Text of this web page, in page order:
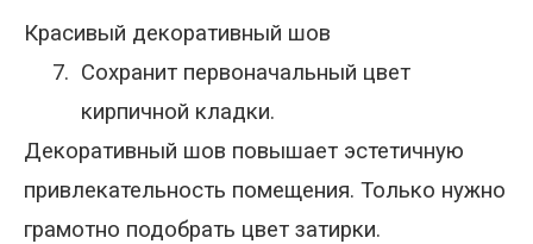
Красивый декоративный шов
7. Сохранит первоначальный цвет
кирпичной кладки.
Декоративный шов повышает эстетичную
привлекательность помещения. Только нужно
грамотно подобрать цвет затирки.